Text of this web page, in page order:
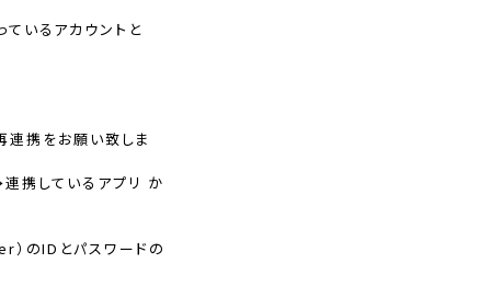
ているアカウントと
連携をお願い致しま
携しているアプリ か
のIDとパスワードの